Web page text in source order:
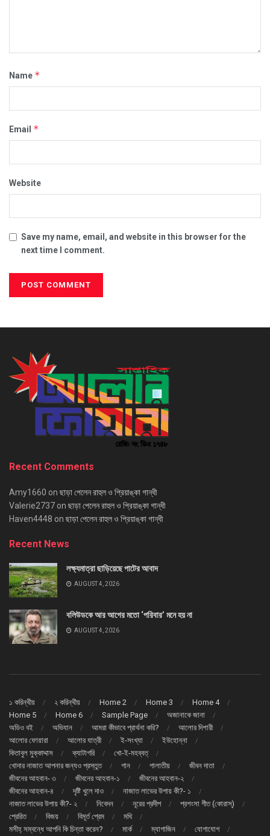
Name *
Email *
Website
Save my name, email, and website in this browser for the
next time I comment.
Recent Comments
Amy1660 on ছাড়া পেলেন রাহুল ও প্রিয়াঙ্কা গান্ধী
Valerie2737 on ছাড়া পেলেন রাহুল ও প্রিয়াঙ্কা গান্ধী
Haven4448 on ছাড়া পেলেন রাহুল ও প্রিয়াঙ্কা গান্ধী
Recent News
লক্ষ্যমাত্রা ছাড়িয়েছে পাটের আবাদ
AUGUST 4, 2026
বলিউডকে আর আগের মতো ‘পরিবার’ মনে হয় না
AUGUST 4, 2026
১ করিন্থীয় ২ করিন্থীয় Home 2 Home 3
Home 4
Home 5
Home 6 Sample Page
অজানাকে জানা
অডিও বই
অভিযান আমরা কীভাবে প্রার্থনা করি?
আলোর দিশারী
আলোর ফোয়ারা
আলোর যাত্রী ই-সংখ্যা
ইউহোন্না
কিতাবুল মুক্কাদ্দাস
ক্যাটাগরি
খো-ই-মহব্বত্
খোদার নাজাত আপনার জন্যও প্রস্তুত
গান গালাতীয়
জীবন দাতা
জীবনের আহবান- ৩
জীবনের আহবান-১
জীবনের আহবান-২
জীবনের আহবান-৪
দৃষ্টি খুলে দাও
নাজাত লাভের উপায় কী?- ১
নাজাত লাভের উপায় কী?- ২
নিবেদন নূরের প্রদীপ
প্রশংসা গীত (কোরাস্)
প্রেরিত
বিজয় বিমূর্ত প্রেম
মথি
মসীহ্ সম্বন্ধে আপনি কি চিন্তা করেন?
মার্ক ম্যাগাজিন যোগাযোগ